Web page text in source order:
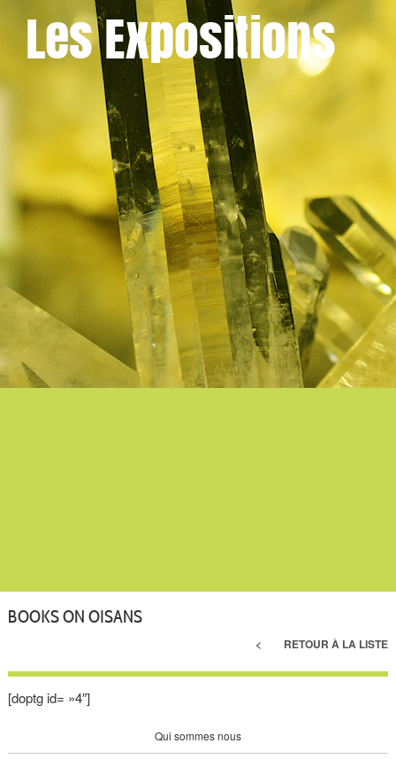
Les Expositions
BOOKS ON OISANS
RETOUR À LA LISTE
[doptg id= »4″]
Qui sommes nous